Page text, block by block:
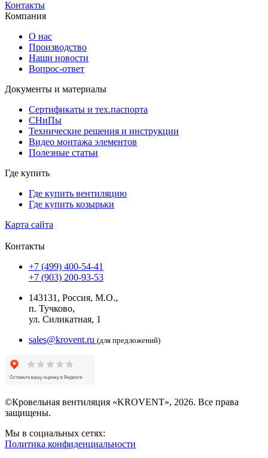
Контакты
Компания
О нас
Производство
Наши новости
Вопрос-ответ
Документы и материалы
Сертификаты и тех.паспорта
СНиПы
Технические решения и инструкции
Видео монтажа элементов
Полезные статьи
Где купить
Где купить вентиляцию
Где купить козырьки
Карта сайта
Контакты
+7 (499) 400-54-41
+7 (903) 200-93-53
143131, Россия, М.О.,
п. Тучково,
ул. Силикатная, 1
sales@krovent.ru (для предложений)
©Кровельная вентиляция «KROVENT», 2026. Все права
защищены.
Мы в социальных сетях:
Политика конфиденциальности